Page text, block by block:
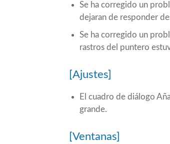
Se ha corregido un
dejaran de responder
Se ha corregido un
rastros del puntero
[Ajustes]
El cuadro de diálogo
grande.
[Ventanas]